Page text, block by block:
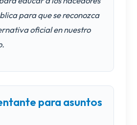
para que se reconozca
oficial en nuestro
para asuntos